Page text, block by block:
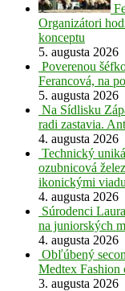
Organizátori
konceptu
5. augusta 2026
Poverenou
Ferancová, na
5. augusta 2026
Na Sídlisku
radi zastavia.
4. augusta 2026
Technický
ozubnicová
ikonickými
4. augusta 2026
Súrodenci
na juniorských
4. augusta 2026
Obľúbený
Medtex Fashion
3. augusta 2026